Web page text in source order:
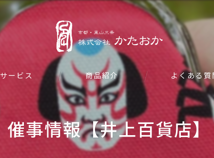
サービス 商品紹介 よくある質
催事情報【井上百貨店】